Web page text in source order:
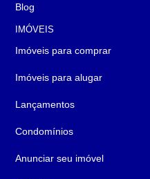
Blog
IMÓVEIS
Imóveis para comprar
Imóveis para alugar
Lançamentos
Condomínios
Anunciar seu imóvel